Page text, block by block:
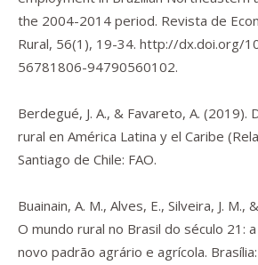
the 2004-2014 period. Revista de
Rural, 56(1), 19-34. http://dx.doi.org/
56781806-94790560102.
Berdegué, J. A., & Favareto, A. (2019).
rural en América Latina y el Caribe
Santiago de Chile: FAO.
Buainain, A. M., Alves, E., Silveira, J. M.,
O mundo rural no Brasil do século 21:
novo padrão agrário e agrícola.